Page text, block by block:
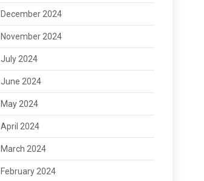
December 2024
November 2024
July 2024
June 2024
May 2024
April 2024
March 2024
February 2024